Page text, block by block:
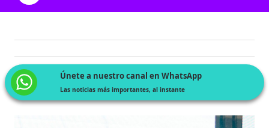
Únete a nuestro canal en WhatsApp
Las noticias más importantes, al instante